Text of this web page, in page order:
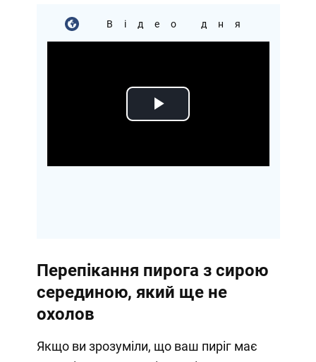
Відео дня
Play
Перепікання пирога з сирою
серединою, який ще не
охолов
Якщо ви зрозуміли, що ваш пиріг має